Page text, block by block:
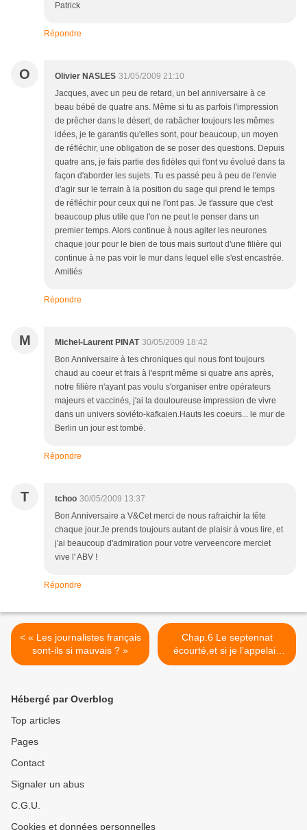
Patrick
Répondre
O Olivier NASLES 31/05/2009 21:10
Jacques, avec un peu de retard, un bel anniversaire à ce
beau bébé de quatre ans. Même si tu as parfois l'impression
de prêcher dans le désert, de rabâcher toujours les mêmes
idées, je te garantis qu'elles sont, pour beaucoup, un moyen
de réfléchir, une obligation de se poser des questions. Depuis
quatre ans, je fais partie des fidèles qui t'ont vu évolué dans ta
façon d'aborder les sujets. Tu es passé peu à peu de l'envie
d'agir sur le terrain à la position du sage qui prend le temps
de réfléchir pour ceux qui ne l'ont pas. Je t'assure que c'est
beaucoup plus utile que l'on ne peut le penser dans un
premier temps. Alors continue à nous agiter les neurones
chaque jour pour le bien de tous mais surtout d'une filière qui
continue à ne pas voir le mur dans lequel elle s'est encastrée.
Amitiés
Répondre
M Michel-Laurent PINAT 30/05/2009 18:42
Bon Anniversaire à tes chroniques qui nous font toujours
chaud au coeur et frais à l'esprit même si quatre ans après,
notre filière n'ayant pas voulu s'organiser entre opérateurs
majeurs et vaccinés, j'ai la douloureuse impression de vivre
dans un univers soviéto-kafkaien.Hauts les coeurs... le mur de
Berlin un jour est tombé.
Répondre
T tchoo 30/05/2009 13:37
Bon Anniversaire a V&Cet merci de nous rafraichir la tête
chaque jour.Je prends toujours autant de plaisir à vous lire, et
j'ai beaucoup d'admiration pour votre verveencore merciet
vive l' ABV !
Répondre
< « Les journalistes français
sont-ils si mauvais ? »
Chap.6 Le septennat
écourté,et si je l’appelais
Louis comme ton grand-
Hébergé par Overblog
Top articles
Pages
Contact
Signaler un abus
C.G.U.
Cookies et données personnelles